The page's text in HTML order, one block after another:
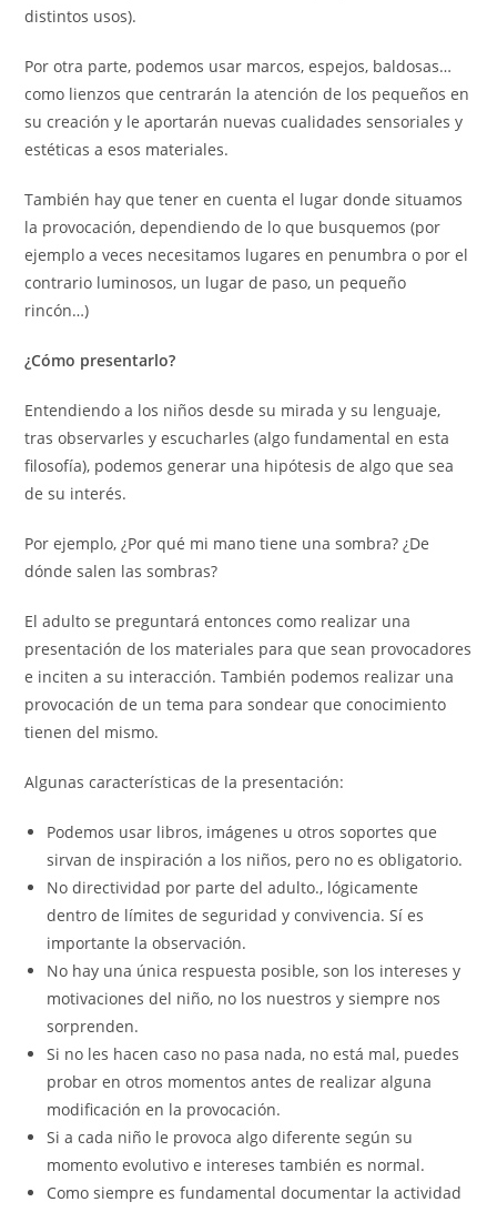
distintos usos).
Por otra parte, podemos usar marcos, espejos, baldosas…
como lienzos que centrarán la atención de los pequeños en
su creación y le aportarán nuevas cualidades sensoriales y
estéticas a esos materiales.
También hay que tener en cuenta el lugar donde situamos
la provocación, dependiendo de lo que busquemos (por
ejemplo a veces necesitamos lugares en penumbra o por el
contrario luminosos, un lugar de paso, un pequeño
rincón…)
¿Cómo presentarlo?
Entendiendo a los niños desde su mirada y su lenguaje,
tras observarles y escucharles (algo fundamental en esta
filosofía), podemos generar una hipótesis de algo que sea
de su interés.
Por ejemplo, ¿Por qué mi mano tiene una sombra? ¿De
dónde salen las sombras?
El adulto se preguntará entonces como realizar una
presentación de los materiales para que sean provocadores
e inciten a su interacción. También podemos realizar una
provocación de un tema para sondear que conocimiento
tienen del mismo.
Algunas características de la presentación:
Podemos usar libros, imágenes u otros soportes que
sirvan de inspiración a los niños, pero no es obligatorio.
No directividad por parte del adulto., lógicamente
dentro de límites de seguridad y convivencia. Sí es
importante la observación.
No hay una única respuesta posible, son los intereses y
motivaciones del niño, no los nuestros y siempre nos
sorprenden.
Si no les hacen caso no pasa nada, no está mal, puedes
probar en otros momentos antes de realizar alguna
modificación en la provocación.
Si a cada niño le provoca algo diferente según su
momento evolutivo e intereses también es normal.
Como siempre es fundamental documentar la actividad